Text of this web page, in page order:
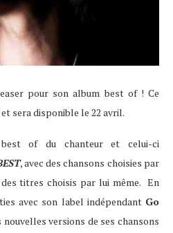
pour son album best of ! Ce
et sera disponible le 22 avril.
of du chanteur et celui-ci
, avec des chansons choisies par
des titres choisis par lui même. En
avec son label indépendant Go
nouvelles versions de ses chansons